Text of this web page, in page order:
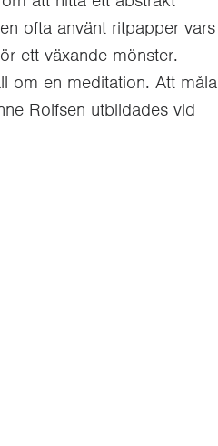
ofta använt ritpapper vars
ett växande mönster.
om en meditation. Att måla
Rolfsen utbildades vid